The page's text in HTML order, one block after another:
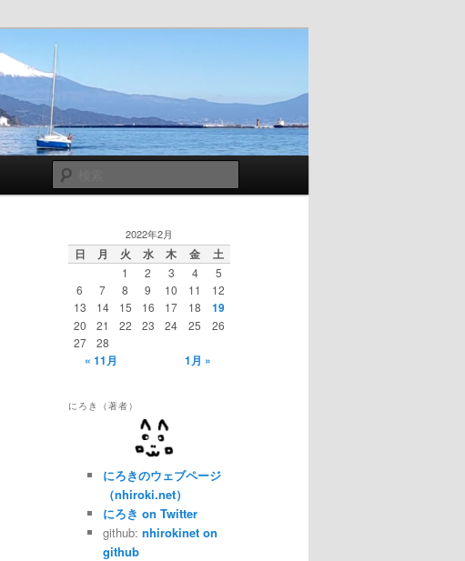
索
2022年2月
日 月 火 水 木 金 土
1 2 3 4
5
6
7 8 9 10 11
12
13
14 15 16 17 18 19
20 21 22 23 24 25
26
27
28
« 11月 1月 »
にろき（著者）
にろきのウェブページ
（nhiroki.net）
にろき on Twitter
github: nhirokinet on
github